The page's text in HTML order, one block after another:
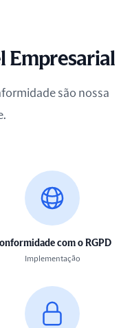
Empresarial
são nossa
com o RGPD
Implementação